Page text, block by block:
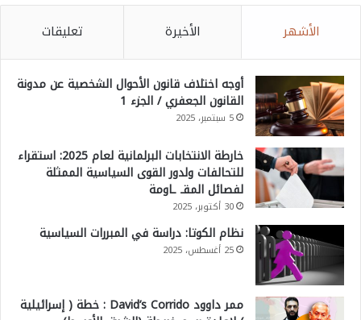
الأشهر الأخيرة تعليقات
أوجه اختلاف قانون الأحوال الشخصية عن مدونة
القانون الجعفري / الجزء 1
5 سبتمبر، 2025
خارطة الانتخابات البرلمانية لعام 2025: استقراء
للتحالفات ولدور القوى السياسية الممثلة
لفصائل المقـ ـاومة
30 أكتوبر، 2025
نظام الكوتا: دراسة في المبررات السياسية
25 أغسطس، 2025
ممر داوود David’s Corrido : خطة ( إسرائيلية